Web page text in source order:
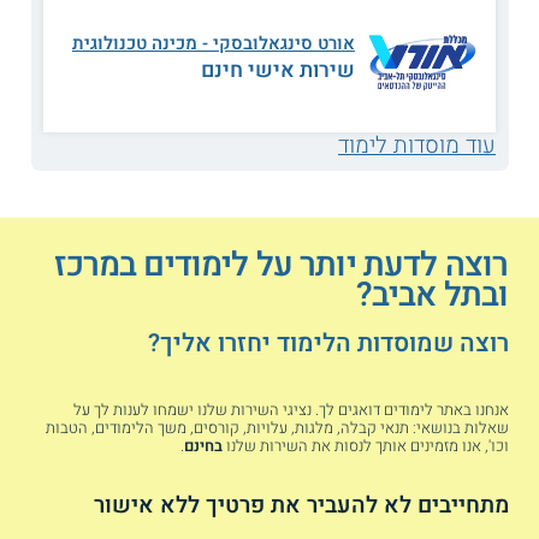
בשבוע וכך אני יכולה לעבוד ולכלכל את עצמי.
פסיכולוגיה באזור המרכז
עולם המדיה מושך אתכם? קראו עלתואר
ראשון בתקשורת במרכז הארץ
רוצים לשפר את פני החברה? קראו גם על
לימודי עבודה סוציאלית במרכז
יש לכם חוש צדק מפותח? קראו על
משפטים בתל אביב והמרכז
מכללות ברמת גן
מוסד הלימוד מתמקד בתחומי הניהול והמשפט. ניתן ללמוד בו
אורט סינגאלובסקי - מכינה טכנולוגית
שירות אישי חינם
עוד מוסדות לימוד
רוצה לדעת יותר על לימודים במרכז
ובתל אביב?
רוצה שמוסדות הלימוד יחזרו אליך?
אנחנו באתר לימודים דואגים לך. נציגי השירות שלנו ישמחו לענות לך על
שאלות בנושאי: תנאי קבלה, מלגות, עלויות, קורסים, משך הלימודים, הטבות
וכו', אנו מזמינים אותך לנסות את השירות שלנובחינם.
מתחייבים לא להעביר את פרטיך ללא אישור